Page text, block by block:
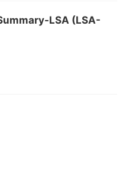
LSA (LSA-